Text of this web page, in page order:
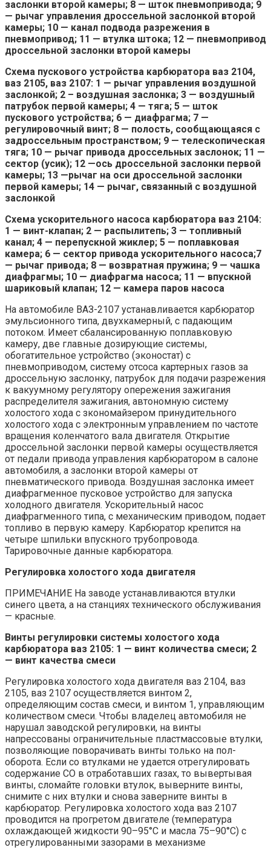
заслонки второй камеры; 8 — шток пневмопривода; 9
— рычаг управления дроссельной заслонкой второй
камеры; 10 — канал подвода разрежения в
пневмопривод; 11 — втулка штока; 12 — пневмопривод
дроссельной заслонки второй камеры
Схема пускового устройства карбюратора ваз 2104,
ваз 2105, ваз 2107: 1 — рычаг управления воздушной
заслонкой; 2 – воздушная заслонка; 3 — воздушный
патрубок первой камеры; 4 — тяга; 5 — шток
пускового устройства; 6 — диафрагма; 7 —
регулировочный винт; 8 — полость, сообщающаяся с
задроссельным пространством; 9 — телескопическая
тяга; 10 — рычаг привода дроссельных заслонок; 11 —
сектор (усик); 12 —ось дроссельной заслонки первой
камеры; 13 —рычаг на оси дроссельной заслонки
первой камеры; 14 — рычаг, связанный с воздушной
заслонкой
Схема ускорительного насоса карбюратора ваз 2104:
1 — винт-клапан; 2 — распылитепь; 3 — топливный
канал; 4 — перепускной жиклер; 5 — поплавковая
камера; 6 — сектор привода ускорительного насоса;7
— рычаг привода; 8 — возвратная пружина; 9 — чашка
диафрагмы; 10 — диафрагма насоса; 11 — впускной
шариковый клапан; 12 — камера паров насоса
На автомобиле ВАЗ-2107 устанавливается карбюратор
эмульсионного типа, двухкамерный, с падающим
потоком. Имеет сбалансированную поплавковую
камеру, две главные дозирующие системы,
обогатительное устройство (эконостат) с
пневмоприводом, систему отсоса картерных газов за
дроссельную заслонку, патрубок для подачи разрежения
к вакуумному регулятору опережения зажигания
распределителя зажигания, автономную систему
холостого хода с зкономайзером принудительного
холостого хода с электронным управлением по частоте
вращения коленчатого вала двигателя. Открытие
дроссельной заслонки первой камеры осуществляется
от педали привода управления карбюратором в салоне
автомобиля, а заслонки второй камеры от
пневматического привода. Воздушная заслонка имеет
диафрагменное пусковое устройство для запуска
холодного двигателя. Ускорительный насос
диафрагменного типа, с механическим приводом, подает
топливо в первую камеру. Карбюратор крепится на
четыре шпильки впускного трубопровода.
Тарировочные данные карбюратора.
Регулировка холостого хода двигателя
ПРИМЕЧАНИЕ На заводе устанавливаются втулки
синего цвета, а на станциях технического обслуживания
— красные.
Винты регулировки системы холостого хода
карбюратора ваз 2105: 1 — винт количества смеси; 2
— винт качества смеси
Регулировка холостого хода двигателя ваз 2104, ваз
2105, ваз 2107 осуществляется винтом 2,
определяющим состав смеси, и винтом 1, управляющим
количеством смеси. Чтобы владелец автомобиля не
нарушал заводской регулировки, на винты
напрессованы ограничительные пластмассовые втулки,
позволяющие поворачивать винты только на пол-
оборота. Если со втулками не удается отрегулировать
содержание СО в отработавших газах, то вывертывая
винты, сломайте головки втулок, выверните винты,
снимите с них втулки и снова заверните винты в
карбюратор. Регулировка холостого хода ваз 2107
проводится на прогретом двигателе (температура
охлаждающей жидкости 90–95°С и масла 75–90°С) с
отрегулированными зазорами в механизме